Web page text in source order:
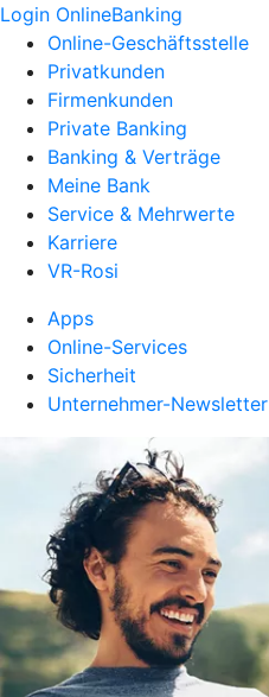
Login OnlineBanking
Online-Geschäftsstelle
Privatkunden
Firmenkunden
Private Banking
Banking & Verträge
Meine Bank
Service & Mehrwerte
Karriere
VR-Rosi
Apps
Online-Services
Sicherheit
Unternehmer-Newsletter